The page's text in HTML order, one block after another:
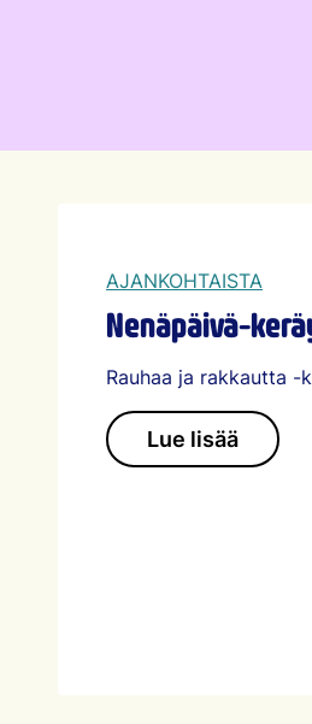
AJANKOHTAISTA
Nenäpäivä-
Rauhaa ja rakkautta
Lue lisää